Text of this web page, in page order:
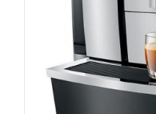
Espressomasin